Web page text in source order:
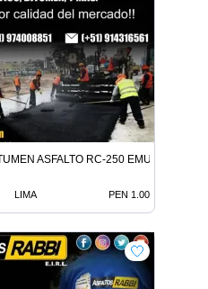
ASFALTO RC-250 EMULSION
LIMA PEN 1.00